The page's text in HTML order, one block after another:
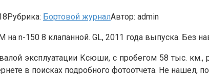
Рубрика: Бортовой журналАвтор: admin
наn-150 8 клапанной.GL, 2011 года выпуска. Без
эксплуатации Ксюши, с пробегом 58 тыс.
в поисках подробного фотоотчета. Не нашел,